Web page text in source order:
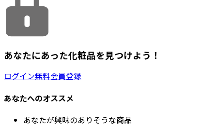
あなたにあった化粧品を見つけよう！
ログイン無料会員登録
あなたへのオススメ
あなたが興味のありそうな商品